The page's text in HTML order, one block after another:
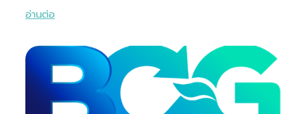
อ่านต่อ